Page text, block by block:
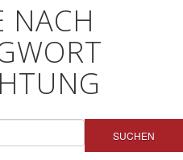
NACH
SUCHEN